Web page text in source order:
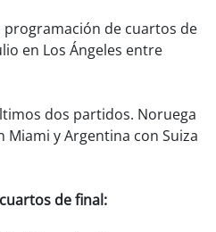
programación de cuartos de
en Los Ángeles entre
dos partidos. Noruega
y Argentina con Suiza
de final: